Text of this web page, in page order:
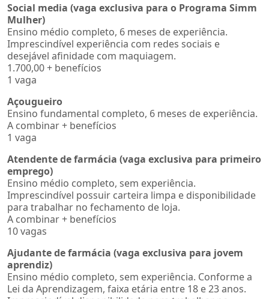
Social media (vaga exclusiva para o Programa Simm
Mulher)
Ensino médio completo, 6 meses de experiência.
Imprescindível experiência com redes sociais e
desejável afinidade com maquiagem.
1.700,00 + benefícios
1 vaga
Açougueiro
Ensino fundamental completo, 6 meses de experiência.
A combinar + benefícios
1 vaga
Atendente de farmácia (vaga exclusiva para primeiro
emprego)
Ensino médio completo, sem experiência.
Imprescindível possuir carteira limpa e disponibilidade
para trabalhar no fechamento de loja.
A combinar + benefícios
10 vagas
Ajudante de farmácia (vaga exclusiva para jovem
aprendiz)
Ensino médio completo, sem experiência. Conforme a
Lei da Aprendizagem, faixa etária entre 18 e 23 anos.